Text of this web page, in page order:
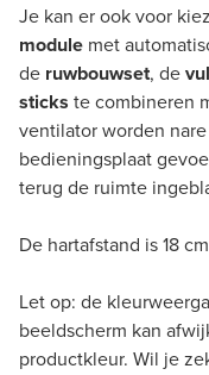
Je kan er ook voor
module met
de ruwbouwset, de
sticks te combineren
ventilator worden
bedieningsplaat
terug de ruimte
De hartafstand is 18
Let op: de
beeldscherm kan
productkleur. Wil je